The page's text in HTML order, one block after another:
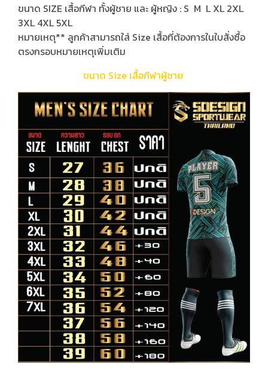
ขนาด SIZE เสื้อกีฬา ทั้งผู้ชาย และ ผู้หญิง : S M L XL 2XL
3XL 4XL 5XL
หมายเหตุ** ลูกค้าสามารถใส่ Size เสื้อที่ต้องการในใบสั่งซื้อ
ตรงกรอบหมายเหตุเพิ่มเติม
ขนาด Size เสื้อกีฬาผู้ชาย